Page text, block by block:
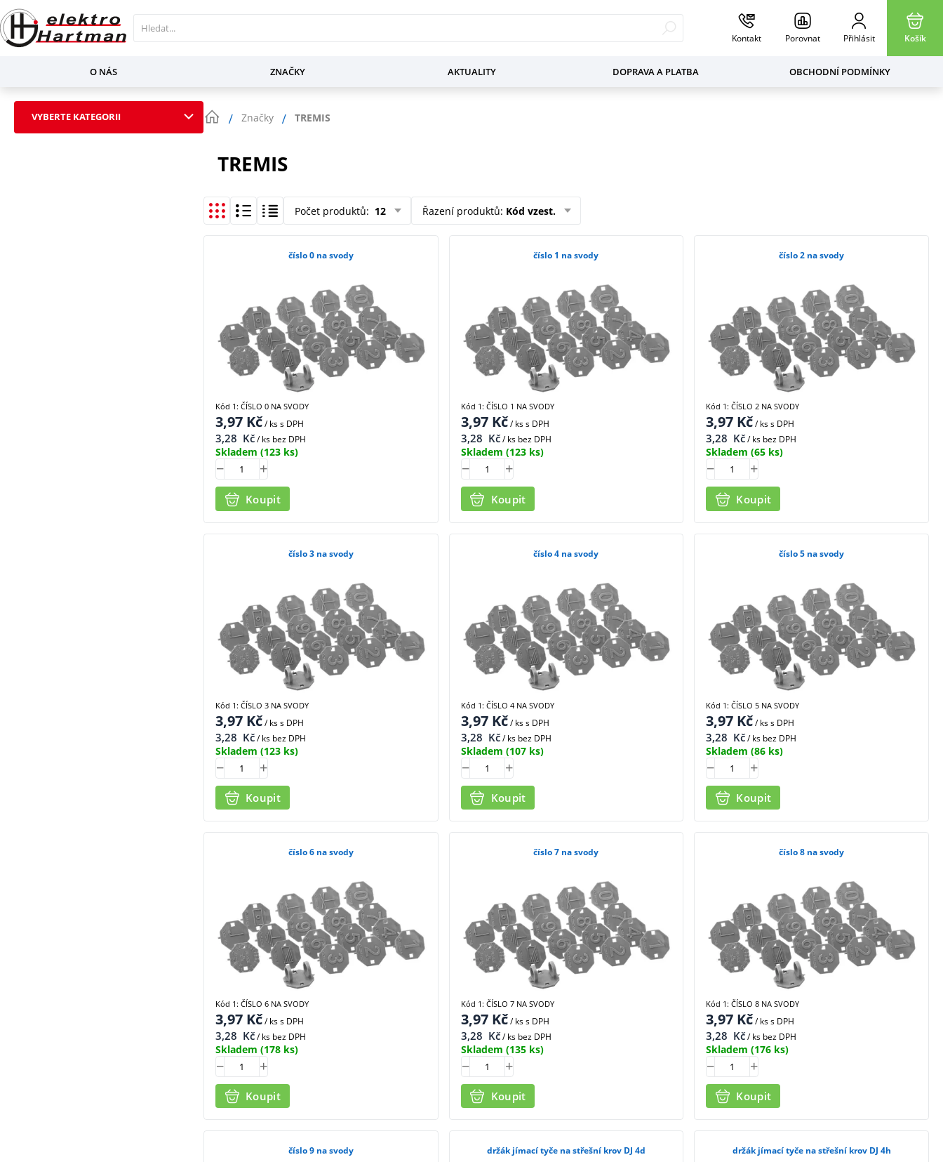
Kontakt Porovnat Přihlásit Košík
O NÁS ZNAČKY AKTUALITY DOPRAVA A PLATBA OBCHODNÍ PODMÍNKY
VYBERTE KATEGORII Značky TREMIS
TREMIS
Počet produktů: 12 Řazení produktů: Kód vzest.
číslo 0 na svody
3,97 Kč/ kss DPH
3,28 Kč/ ks bez DPH
Skladem (123 ks)
Koupit
Kód 1: ČÍSLO 0 NA SVODY
číslo 1 na svody
3,97Kč/ kss DPH
3,28 Kč/ ks bez DPH
Skladem (123 ks)
Koupit
Kód 1: ČÍSLO 1 NA SVODY
číslo 2 na svody
3,97 Kč/ kss DPH
3,28 Kč/ ks bez DPH
Skladem (65 ks)
Koupit
Kód 1: ČÍSLO 2 NA SVODY
číslo 3 na svody
3,97 Kč/ kss DPH
3,28 Kč/ ks bez DPH
Skladem (123 ks)
Koupit
Kód 1: ČÍSLO 3 NA SVODY
číslo 4 na svody
3,97Kč/ kss DPH
3,28 Kč/ ks bez DPH
Skladem (107 ks)
Koupit
Kód 1: ČÍSLO 4 NA SVODY
číslo 5 na svody
3,97 Kč/ kss DPH
3,28 Kč/ ks bez DPH
Skladem (86 ks)
Koupit
Kód 1: ČÍSLO 5 NA SVODY
číslo 6 na svody
3,97 Kč/ kss DPH
3,28 Kč/ ks bez DPH
Skladem (178 ks)
Koupit
Kód 1: ČÍSLO 6 NA SVODY
číslo 7 na svody
3,97Kč/ kss DPH
3,28 Kč/ ks bez DPH
Skladem (135 ks)
Koupit
Kód 1: ČÍSLO 7 NA SVODY
číslo 8 na svody
3,97 Kč/ kss DPH
3,28 Kč/ ks bez DPH
Skladem (176 ks)
Koupit
Kód 1: ČÍSLO 8 NA SVODY
číslo 9 na svody držák jímací tyče na střešní krov DJ 4d držák jímací tyče na střešní krov DJ 4h